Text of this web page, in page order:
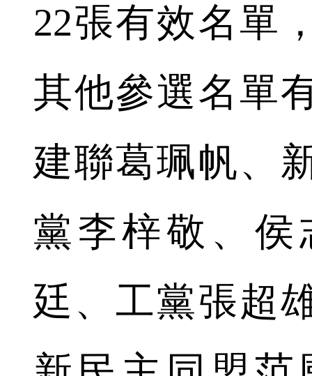
22張有效名單
其他參選名單
建聯葛珮帆、
黨李梓敬、
廷、工黨張超